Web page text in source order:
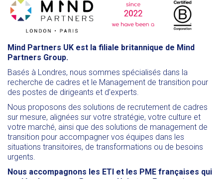
Mind Partners UK est la filiale britannique de Mind
Partners Group.
Basés à Londres, nous sommes spécialisés dans la
recherche de cadres et le Management de transition pour
des postes de dirigeants et d’experts.
Nous proposons des solutions de recrutement de cadres
sur mesure, alignées sur votre stratégie, votre culture et
votre marché, ainsi que des solutions de management de
transition pour accompagner vos équipes dans les
situations transitoires, de transformations ou de besoins
urgents.
Nous accompagnons les ETI et les PME françaises qui